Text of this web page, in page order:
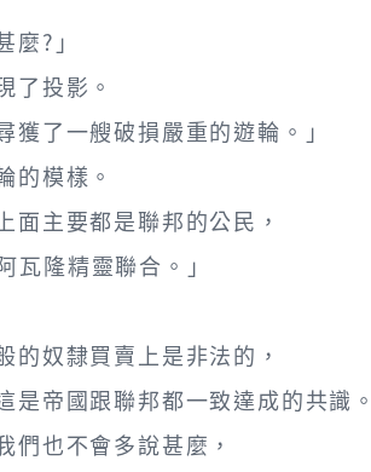
麼?」
了投影。
獲了一艘破損嚴重的遊輪。」
的模樣。
面主要都是聯邦的公民，
隆精靈聯合。」
的奴隸買賣上是非法的，
帝國跟聯邦都一致達成的共識。
們也不會多說甚麼，